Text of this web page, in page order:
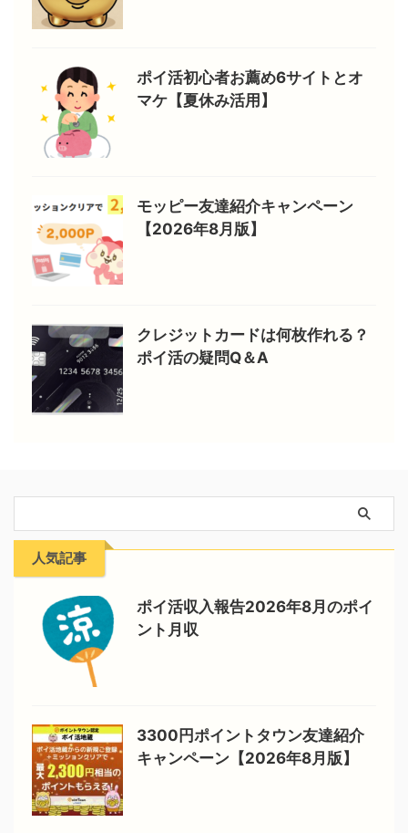
ポイ活初心者お薦め6サイトとオ
マケ【夏休み活用】
モッピー友達紹介キャンペーン
【2026年8月版】
クレジットカードは何枚作れる？
ポイ活の疑問Q＆A
人気記事
ポイ活収入報告2026年8月のポイ
ント月収
3300円ポイントタウン友達紹介
キャンペーン【2026年8月版】